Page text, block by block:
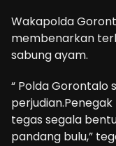
Wakapolda
membenarkan
sabung ayam.
“ Polda Gorontalo
tegas segala
pandang bulu,”